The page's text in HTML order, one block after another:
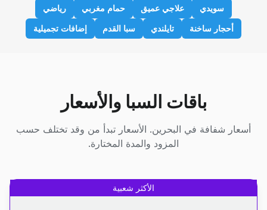
سويدي علاجي عميق حمام مغربي
رياضي
أحجار ساخنة
تايلندي سبا القدم إضافات تجميلية
باقات السبا والأسعار
أسعار شفافة في البحرين. الأسعار تبدأ من وقد تختلف حسب
المزود والمدة المختارة.
الأكثر شعبية